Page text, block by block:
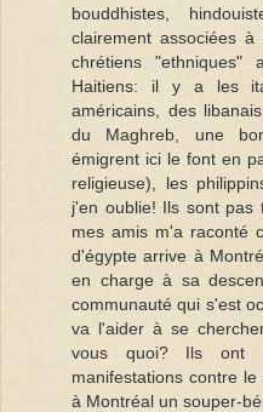
bouddhistes,
clairement associées
chrétiens
Haitiens: il y a les
américains, des
du Maghreb, une
émigrent ici le font en
religieuse), les
j'en oublie! Ils sont
mes amis m'a raconté
d'égypte arrive à
en charge à sa
communauté qui s'est
va l'aider à se
vous quoi? Ils ont
manifestations contre
à Montréal un souper-